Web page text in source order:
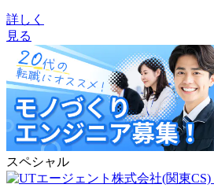
詳しく
見る
スペシャル